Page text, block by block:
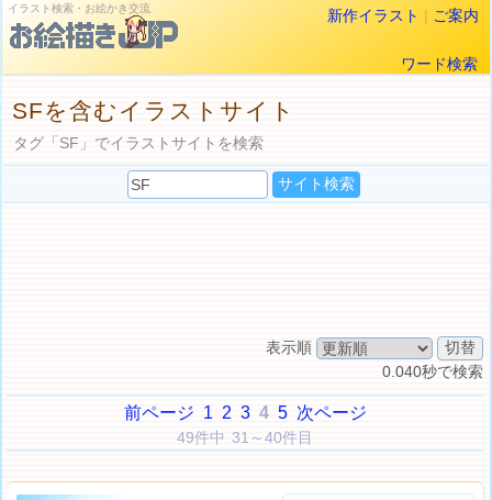
イラスト検索・お絵かき交流 新作イラスト | ご案内
ワード検索
SFを含むイラストサイト
タグ「SF」でイラストサイトを検索
表示順
0.040秒で検索
前ページ 1 2 3 4 5 次ページ
49件中 31～40件目